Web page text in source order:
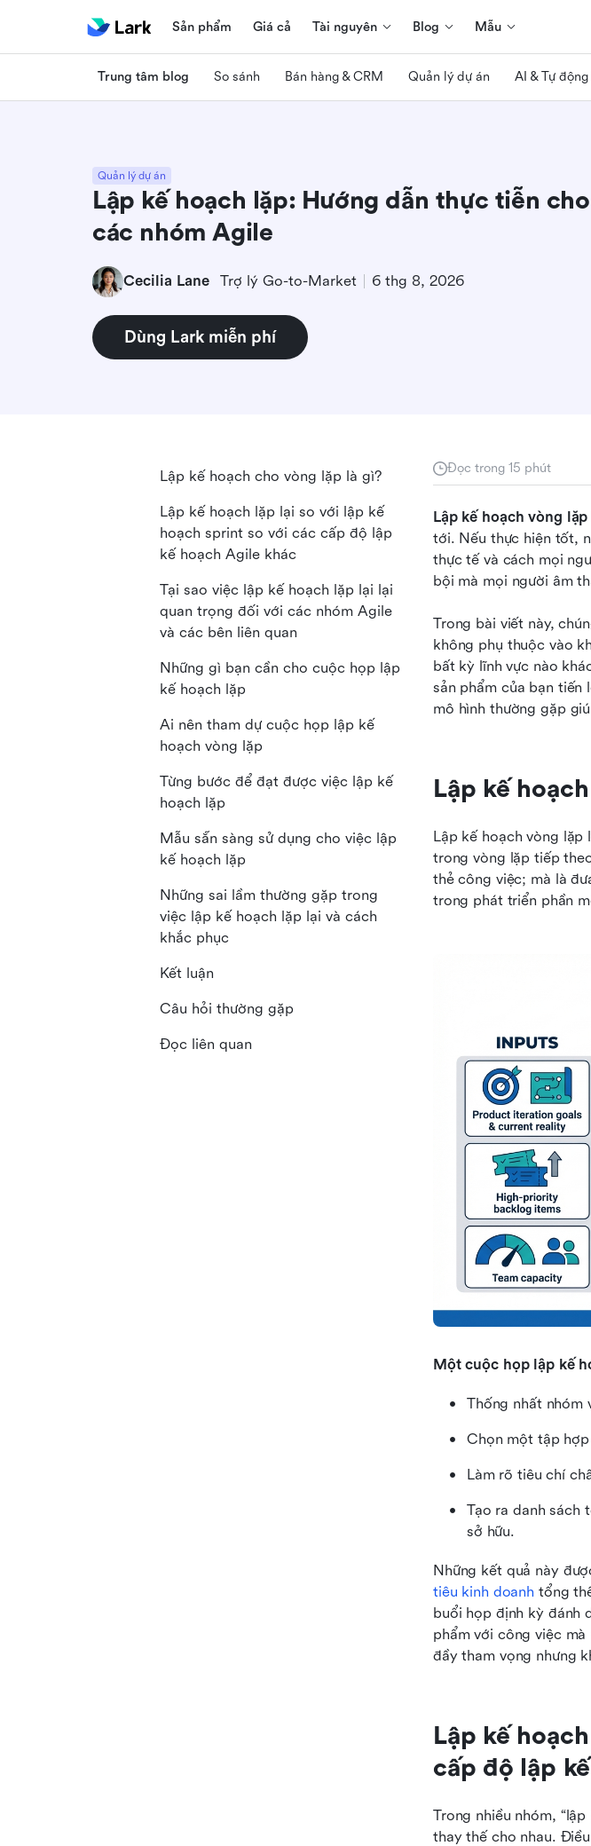
Sản phẩm Giá cả Tài nguyên Blog Mẫu
Trung tâm blog So sánh Bán hàng & CRM Quản lý dự án AI & Tự động
Quản lý dự án
Lập kế hoạch lặp: Hướng dẫn thực tiễn cho
các nhóm Agile
Cecilia Lane Trợ lý Go-to-Market 6 thg 8, 2026
Dùng Lark miễn phí
Đọc trong 15 phút
Lập kế hoạch vòng lặp
tới. Nếu thực hiện tốt,
thực tế và cách mọi
bội mà mọi người âm
Trong bài viết này,
không phụ thuộc vào
bất kỳ lĩnh vực nào
sản phẩm của bạn tiến
mô hình thường gặp
Lập kế
Lập kế hoạch vòng
trong vòng lặp tiếp
thẻ công việc; mà là
trong phát triển phần
Một cuộc họp lập kế
Thống nhất nhóm
Chọn một tập
Làm rõ tiêu chí
Tạo ra danh sách
sở hữu.
Những kết quả này
tiêu kinh doanh tổng
buổi họp định kỳ đánh
phẩm với công việc
đầy tham vọng nhưng
Lập kế
cấp độ lập
Trong nhiều nhóm,
thay thế cho nhau.
Lập kế hoạch cho vòng lặp là gì?
Lập kế hoạch lặp lại so với lập kế
hoạch sprint so với các cấp độ lập
kế hoạch Agile khác
Tại sao việc lập kế hoạch lặp lại lại
quan trọng đối với các nhóm Agile
và các bên liên quan
Những gì bạn cần cho cuộc họp lập
kế hoạch lặp
Ai nên tham dự cuộc họp lập kế
hoạch vòng lặp
Từng bước để đạt được việc lập kế
hoạch lặp
Mẫu sẵn sàng sử dụng cho việc lập
kế hoạch lặp
Những sai lầm thường gặp trong
việc lập kế hoạch lặp lại và cách
khắc phục
Kết luận
Câu hỏi thường gặp
Đọc liên quan